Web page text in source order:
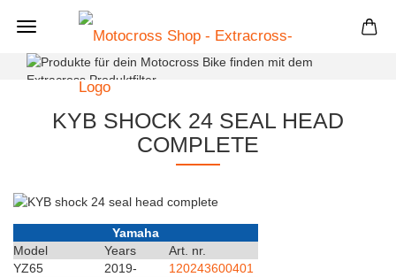
KYB SHOCK 24 SEAL HEAD
COMPLETE
Yamaha
Model
Years
Art. nr.
YZ65
2019-
120243600401